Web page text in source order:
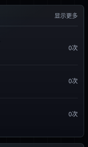
显示更多
0次
0次
0次